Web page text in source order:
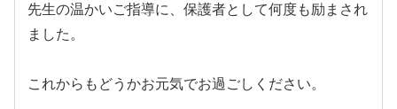
先生の温かいご指導に、保護者として何度も励まされ
ました。
これからもどうかお元気でお過ごしください。